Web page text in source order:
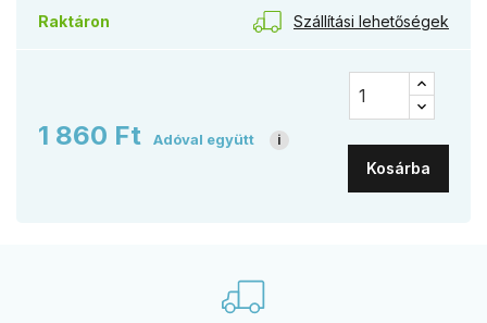
Raktáron Szállítási lehetőségek
1 860 Ft Adóval együtt i
Kosárba